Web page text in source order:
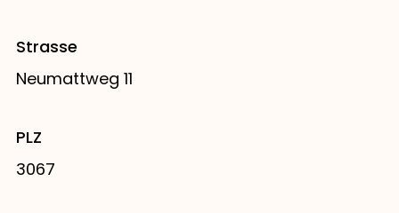
Strasse
Neumattweg 11
PLZ
3067